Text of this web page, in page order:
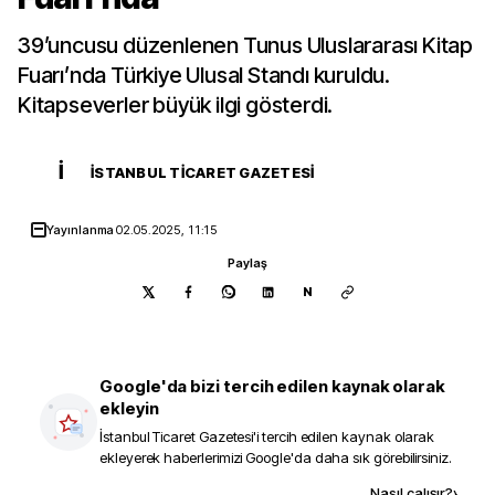
39’uncusu düzenlenen Tunus Uluslararası Kitap
Fuarı’nda Türkiye Ulusal Standı kuruldu.
Kitapseverler büyük ilgi gösterdi.
İ İSTANBUL TICARET GAZETESI
Yayınlanma02.05.2025, 11:15
Paylaş
N
Google'da bizi tercih edilen kaynak olarak
ekleyin
İstanbul Ticaret Gazetesi'i tercih edilen kaynak olarak
ekleyerek haberlerimizi Google'da daha sık görebilirsiniz.